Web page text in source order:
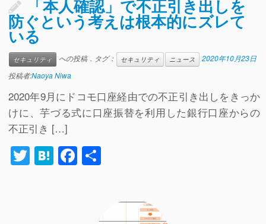
「本人確認」で不正引き出しを
防ぐという考えは根本的にズレて
いる
セキュリティ への投稿．タグ： セキュリティ ニュース
2020年10月23日
投稿者:Naoya Niwa
2020年9月にドコモ口座経由での不正引き出しをきっか
けに、芋づる式に口座振替を利用した銀行口座からの
不正引き […]
T H F